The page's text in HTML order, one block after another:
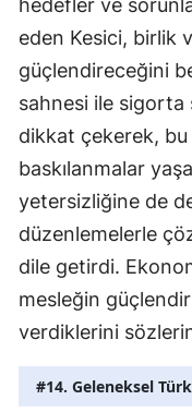
eden Kesici, birlik
güçlendireceğini
sahnesi ile sigorta
dikkat çekerek,
baskılanmalar
yetersizliğine de
düzenlemelerle
dile getirdi.
mesleğin
verdiklerini
#14. Geleneksel